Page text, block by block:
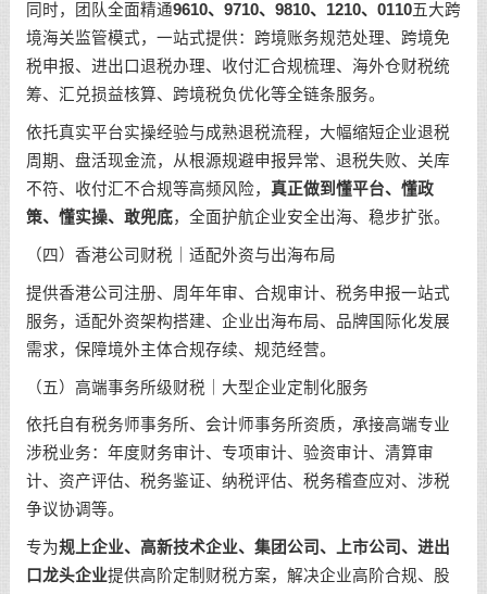
同时，团队全面精通9610、9710、9810、1210、0110五大跨
境海关监管模式，一站式提供：跨境账务规范处理、跨境免
税申报、进出口退税办理、收付汇合规梳理、海外仓财税统
筹、汇兑损益核算、跨境税负优化等全链条服务。
依托真实平台实操经验与成熟退税流程，大幅缩短企业退税
周期、盘活现金流，从根源规避申报异常、退税失败、关库
不符、收付汇不合规等高频风险， 真正做到懂平台、懂政
策、懂实操、敢兜底，全面护航企业安全出海、稳步扩张。
（四）香港公司财税｜适配外资与出海布局
提供香港公司注册、周年年审、合规审计、税务申报一站式
服务，适配外资架构搭建、企业出海布局、品牌国际化发展
需求，保障境外主体合规存续、规范经营。
（五）高端事务所级财税｜大型企业定制化服务
依托自有税务师事务所、会计师事务所资质，承接高端专业
涉税业务：年度财务审计、专项审计、验资审计、清算审
计、资产评估、税务鉴证、纳税评估、税务稽查应对、涉税
争议协调等。
专为规上企业、高新技术企业、集团公司、上市公司、进出
口龙头企业提供高阶定制财税方案，解决企业高阶合规、股